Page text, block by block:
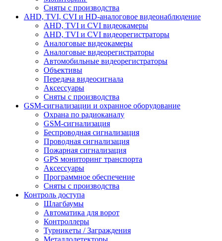
Сняты с производства
AHD, TVI, CVI и HD-аналоговое видеонаблюдение
AHD, TVI и CVI видеокамеры
AHD, TVI и CVI видеорегистраторы
Аналоговые видеокамеры
Аналоговые видеорегистраторы
Автомобильные видеорегистраторы
Объективы
Передача видеосигнала
Аксессуары
Сняты с производства
GSM-сигнализации и охранное оборудование
Охрана по радиоканалу
GSM-сигнализация
Беспроводная сигнализация
Проводная сигнализация
Пожарная сигнализация
GPS мониторинг транспорта
Аксессуары
Программное обеспечение
Сняты с производства
Контроль доступа
Шлагбаумы
Автоматика для ворот
Контроллеры
Турникеты / Заграждения
Металлодетекторы